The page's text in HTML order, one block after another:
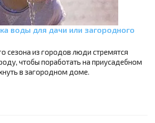
воды для дачи или загородного
сезона из городов люди стремятся
чтобы поработать на приусадебном
в загородном доме.